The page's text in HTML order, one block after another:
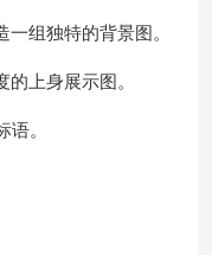
组独特的背景图。
上身展示图。
。